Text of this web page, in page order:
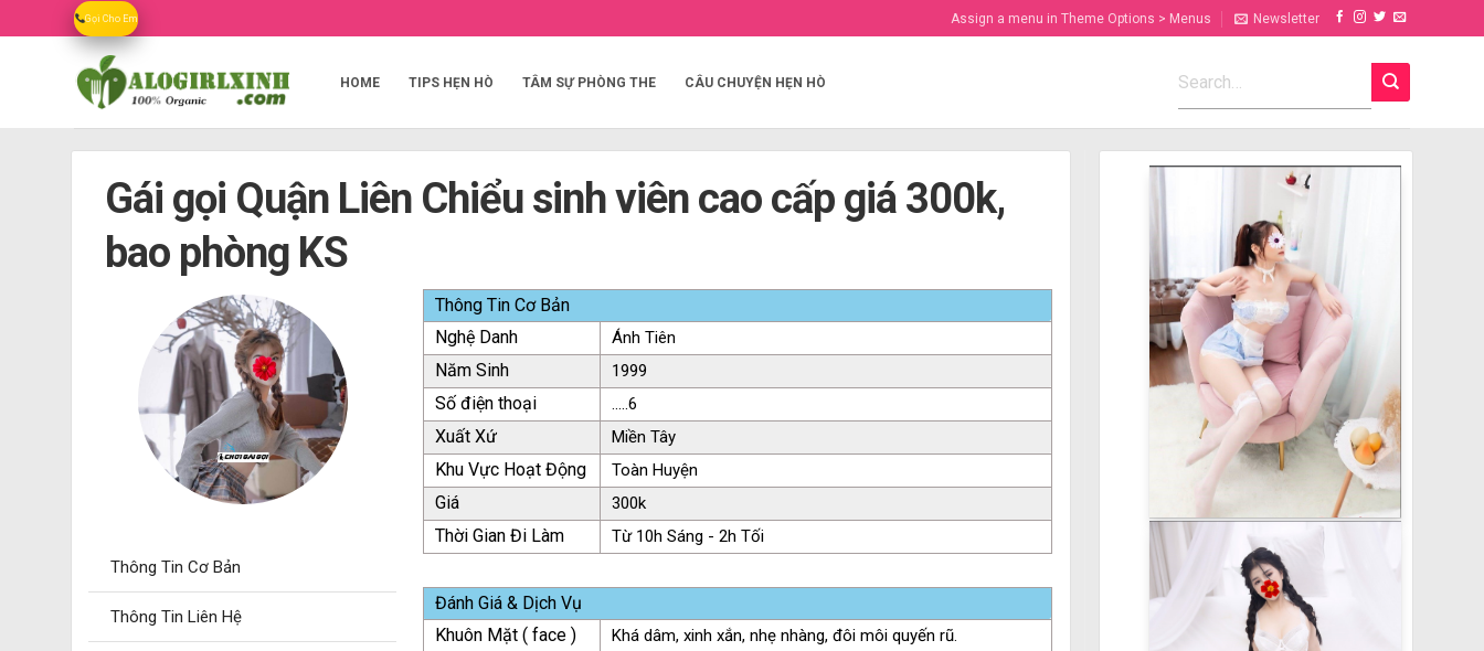
to
Gọi Cho Em Assign a menu in Theme Options > Menus Newsletter
HOME TIPS HẸN HÒ TÂM SỰ PHÒNG THE CÂU CHUYỆN HẸN HÒ
Gái gọi Quận Liên Chiểu sinh viên cao cấp giá 300k,
bao phòng KS
Thông Tin Cơ Bản
Thông Tin Liên Hệ
Thông Tin Cơ Bản
Nghệ Danh
Ánh Tiên
Năm Sinh 1999
Số điện thoại .....6
Xuất Xứ Miền Tây
Khu Vực Hoạt Động Toàn Huyện
Giá 300k
Thời Gian Đi Làm Từ 10h Sáng - 2h Tối
Đánh Giá & Dịch Vụ
Khuôn Mặt ( face )
Khá dâm, xinh xắn, nhẹ nhàng, đôi môi quyến rũ.